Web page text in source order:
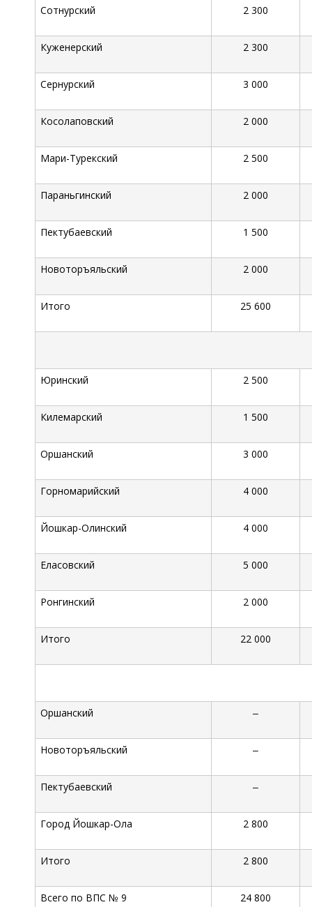
Сотнурский 2 300
Куженерский 2 300
Сернурский 3 000
Косолаповский 2 000
Мари-Турекский 2 500
Параньгинский 2 000
Пектубаевский 1 500
Новоторъяльский 2 000
Итого 25 600
Юринский 2 500
Килемарский 1 500
Оршанский 3 000
Горномарийский 4 000
Йошкар-Олинский 4 000
Еласовский 5 000
Ронгинский 2 000
Итого 22 000
Оршанский ‒
Новоторъяльский ‒
Пектубаевский ‒
Город Йошкар-Ола 2 800
Итого 2 800
Всего по ВПС № 9 24 800